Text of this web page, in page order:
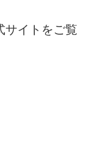
サイトをご覧